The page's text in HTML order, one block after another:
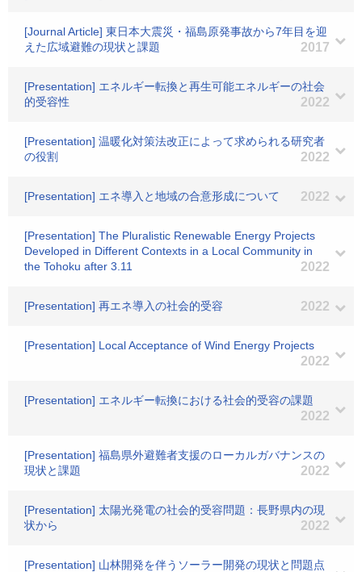
[Journal Article] 東日本大震災・福島原発事故から7年目を迎
えた広域避難の現状と課題
2017
[Presentation] エネルギー転換と再生可能エネルギーの社会
的受容性
2022
[Presentation] 温暖化対策法改正によって求められる研究者
の役割
2022
[Presentation] エネ導入と地域の合意形成について 2022
[Presentation] The Pluralistic Renewable Energy Projects
Developed in Different Contexts in a Local Community in
the Tohoku after 3.11
2022
[Presentation] 再エネ導入の社会的受容 2022
[Presentation] Local Acceptance of Wind Energy Projects
2022
[Presentation] エネルギー転換における社会的受容の課題
2022
[Presentation] 福島県外避難者支援のローカルガバナンスの
現状と課題
2022
[Presentation] 太陽光発電の社会的受容問題：長野県内の現
状から
2022
[Presentation] 山林開発を伴うソーラー開発の現状と問題点